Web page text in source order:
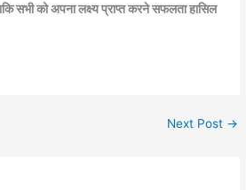
सभी को अपना लक्ष्य प्राप्त करने सफलता हासिल
Next Post →